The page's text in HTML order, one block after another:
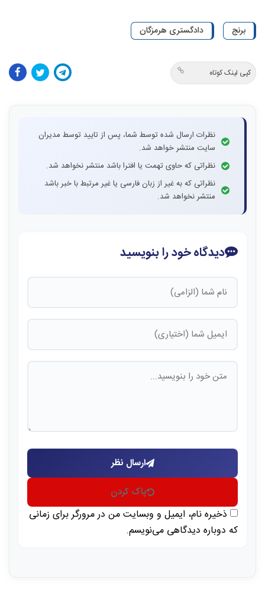
برنج دادگستری هرمزگان
کپی لینک کوتاه
نظرات ارسال شده توسط شما، پس از تایید توسط مدیران
سایت منتشر خواهد شد.
نظراتی که حاوی تهمت یا افترا باشد منتشر نخواهد شد.
نظراتی که به غیر از زبان فارسی یا غیر مرتبط با خبر باشد
منتشر نخواهد شد.
دیدگاه خود را بنویسید
ارسال نظر
پاک کردن
ذخیره نام، ایمیل و وبسایت من در مرورگر برای زمانی
که دوباره دیدگاهی می‌نویسم.